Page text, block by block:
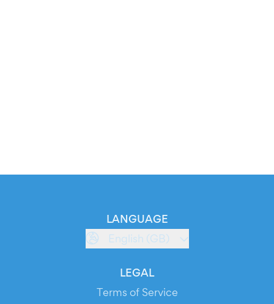
LANGUAGE
English (GB)
LEGAL
Terms of Service